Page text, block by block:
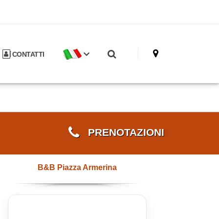
CONTATTI
PRENOTAZIONI
B&B Piazza Armerina